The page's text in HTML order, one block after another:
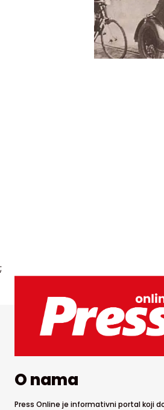
;
O nama
Press Online je informativni portal koji